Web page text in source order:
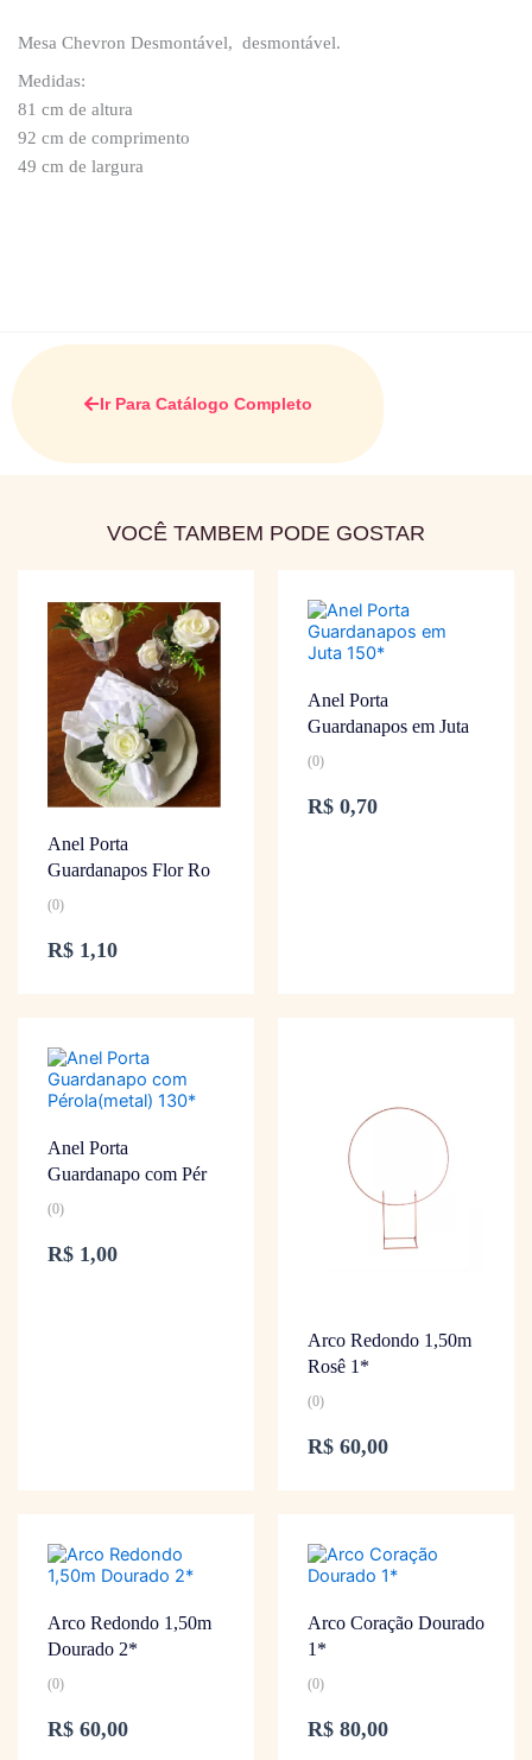
Mesa Chevron Desmontável, desmontável.
Medidas:
81 cm de altura
92 cm de comprimento
49 cm de largura
Ir Para Catálogo Completo
VOCÊ TAMBEM PODE GOSTAR
Anel Porta
Guardanapos Flor Ro
(0)
R$ 1,10
Anel Porta
Guardanapos em Juta
(0)
R$ 0,70
Anel Porta
Guardanapo com Pér
(0)
R$ 1,00
Arco Redondo 1,50m
Rosê 1*
(0)
R$ 60,00
Arco Redondo 1,50m
Dourado 2*
(0)
R$ 60,00
Arco Coração Dourado
1*
(0)
R$ 80,00